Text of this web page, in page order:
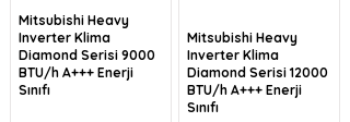
Mitsubishi Heavy
Inverter Klima
Diamond Serisi 9000
BTU/h A+++ Enerji
Sınıfı
Mitsubishi Heavy
Inverter Klima
Diamond Serisi 12000
BTU/h A+++ Enerji
Sınıfı